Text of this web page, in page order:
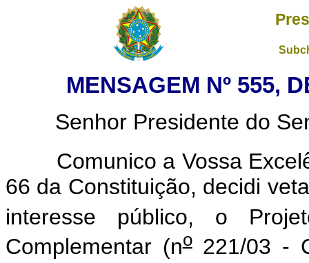
MENSAGEM Nº 555,
Senhor Presidente do
Comunico a Vossa
66 da Constituição, decidi
interesse público, o
Complementar (no221/03 -